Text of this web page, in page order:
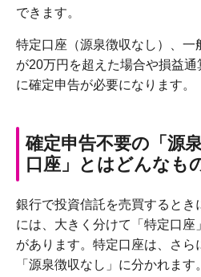
できます。
特定口座（源泉徴収なし）、一
が20万円を超えた場合や損益
に確定申告が必要になります。
確定申告不要の「源
口座」とはどんなも
銀行で投資信託を売買するとき
には、大きく分けて「特定口座
があります。特定口座は、さら
「源泉徴収なし」に分かれます。